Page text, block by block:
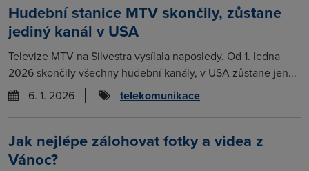
Hudební stanice MTV skončily, zůstane
jediný kanál v USA
Televize MTV na Silvestra vysílala naposledy. Od 1. ledna
2026 skončily všechny hudební kanály, v USA zůstane jen...
6. 1. 2026
telekomunikace
Jak nejlépe zálohovat fotky a videa z
Vánoc?